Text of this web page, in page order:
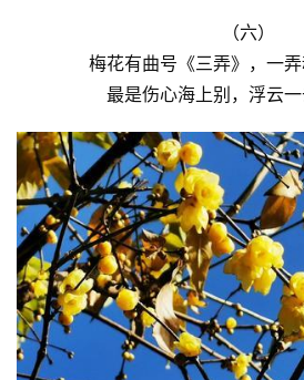
百
例
（六）
梅花有曲号《三弄》，一弄
最是伤心海上别，浮云一